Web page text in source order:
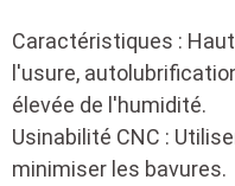
Caractéristiques :
l'usure,
élevée de l'humidité.
Usinabilité CNC :
minimiser les bavures.